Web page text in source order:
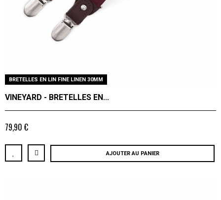
BRETELLES EN LIN FINE LINEN 30MM
VINEYARD - BRETELLES EN...
79,90 €
AJOUTER AU PANIER